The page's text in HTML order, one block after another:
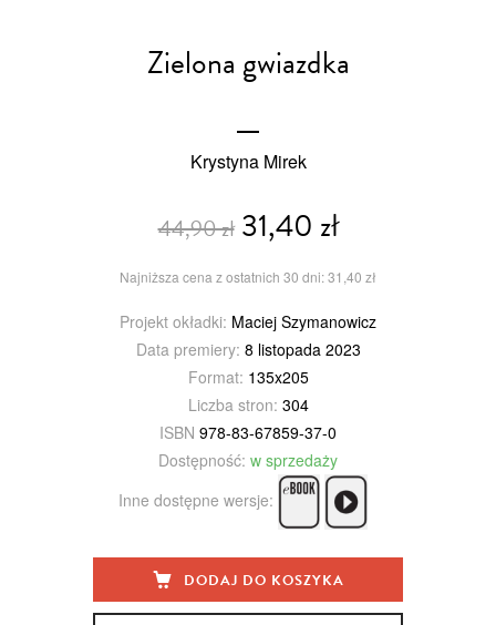
Zielona gwiazdka
Krystyna Mirek
44,90 zł31,40 zł
Najniższa cena z ostatnich 30 dni: 31,40 zł
Projekt okładki: Maciej Szymanowicz
Data premiery: 8 listopada 2023
Format: 135x205
Liczba stron: 304
ISBN 978-83-67859-37-0
Dostępność: w sprzedaży
Inne dostępne wersje:
DODAJ DO KOSZYKA